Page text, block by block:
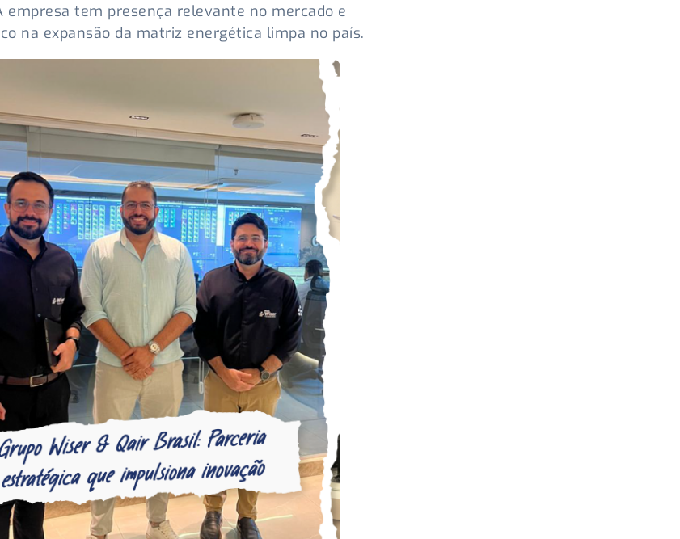
empresa tem presença relevante no mercado e
na expansão da matriz energética limpa no país.